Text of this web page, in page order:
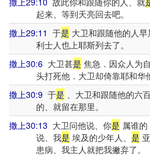
起来、等到天亮回去吧。
撒上29:11 于是 大卫和跟随他的人
利士人也上耶斯列去了。
撒上30:6 大卫甚是 焦急．因众人为
头打死他．大卫却倚靠耶和华
撒上30:9 于是 、大卫和跟随他的六
的、就留在那里。
撒上30:13 大卫问他说、你是 属谁
说、我是 埃及的少年人、 是
患病、我主人就把我撇弃了。